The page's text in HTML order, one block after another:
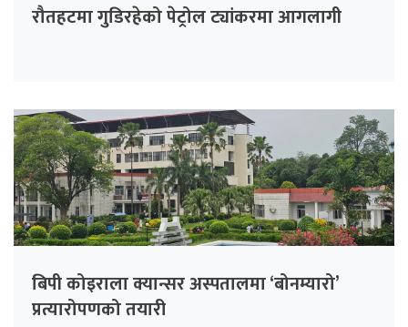
रौतहटमा गुडिरहेको पेट्रोल ट्यांकरमा आगलागी
बिपी कोइराला क्यान्सर अस्पतालमा ‘बोनम्यारो’
प्रत्यारोपणको तयारी